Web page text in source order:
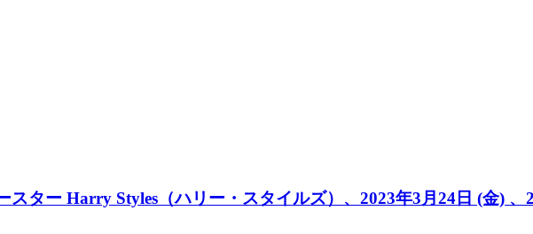
ター Harry Styles（ハリー・スタイルズ）、2023年3月24日 (金)